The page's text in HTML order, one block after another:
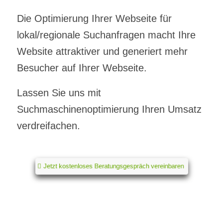
Die Optimierung Ihrer Webseite für
lokal/regionale Suchanfragen macht Ihre
Website attraktiver und generiert mehr
Besucher auf Ihrer Webseite.
Lassen Sie uns mit
Suchmaschinenoptimierung Ihren Umsatz
verdreifachen.
Jetzt kostenloses Beratungsgespräch vereinbaren